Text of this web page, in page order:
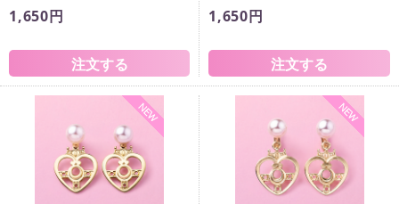
1,650円 1,650円